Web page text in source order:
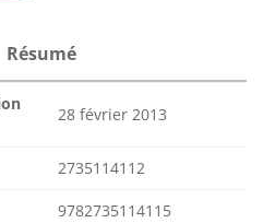
Résumé
28 février 2013
2735114112
9782735114115